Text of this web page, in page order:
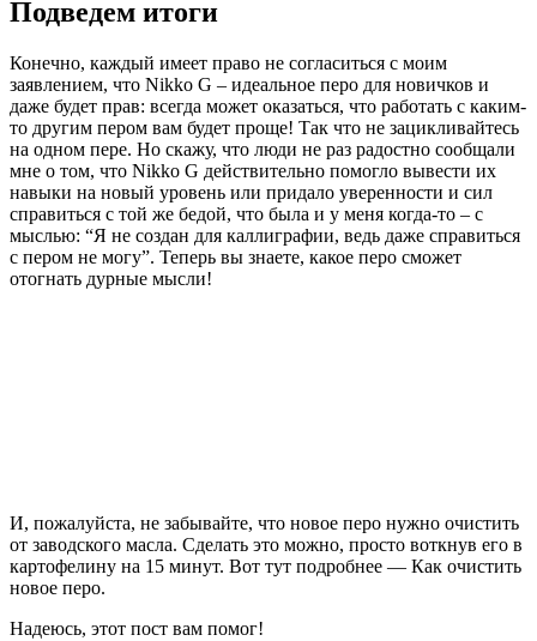
Подведем итоги
Конечно, каждый имеет право не согласиться с моим
заявлением, что Nikko G – идеальное перо для новичков и
даже будет прав: всегда может оказаться, что работать с каким-
то другим пером вам будет проще! Так что не зацикливайтесь
на одном пере. Но скажу, что люди не раз радостно сообщали
мне о том, что Nikko G действительно помогло вывести их
навыки на новый уровень или придало уверенности и сил
справиться с той же бедой, что была и у меня когда-то – с
мыслью: “Я не создан для каллиграфии, ведь даже справиться
с пером не могу”. Теперь вы знаете, какое перо сможет
отогнать дурные мысли!
И, пожалуйста, не забывайте, что новое перо нужно очистить
от заводского масла. Сделать это можно, просто воткнув его в
картофелину на 15 минут. Вот тут подробнее — Как очистить
новое перо.
Надеюсь, этот пост вам помог!